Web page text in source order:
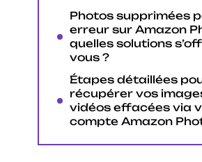
Photos supprimées
erreur sur Amazon
quelles solutions
vous ?
Étapes détaillées
récupérer vos
vidéos effacées via
compte Amazon